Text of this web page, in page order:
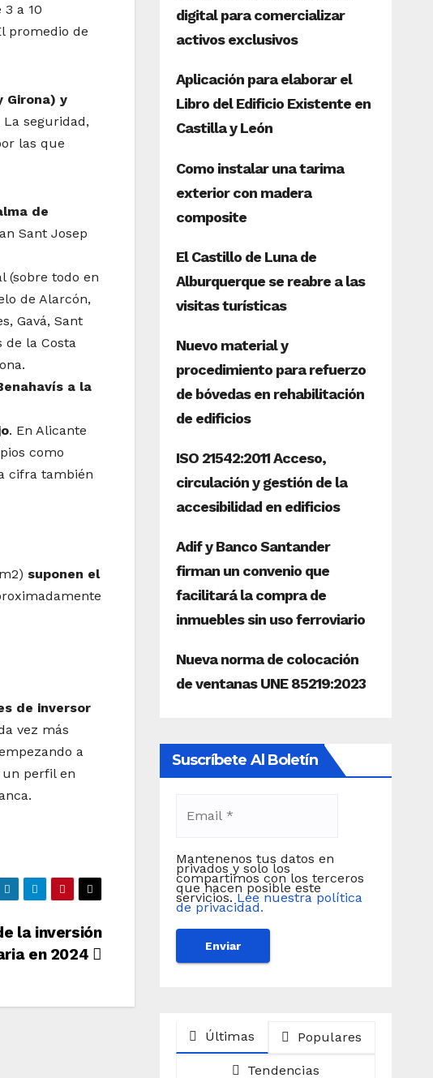
a 10
promedio de
Girona) y
seguridad,
las que
de
Sant Josep
(sobre todo en
de Alarcón,
Gavá, Sant
de la Costa
a la
. En Alicante
como
cifra también
suponen el
de inversor
vez más
a
un perfil en
la inversión
en 2024
Suscríbete Al Boletín
Mantenenos tus datos en
privados y solo los
compartimos con los terceros
que hacen posible este
servicios. Lee nuestra política
de privacidad.
Últimas Populares
Tendencias